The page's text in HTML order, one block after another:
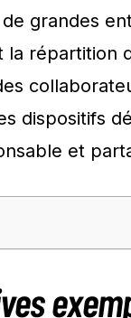
grandes
la répartition
dispositifs
et